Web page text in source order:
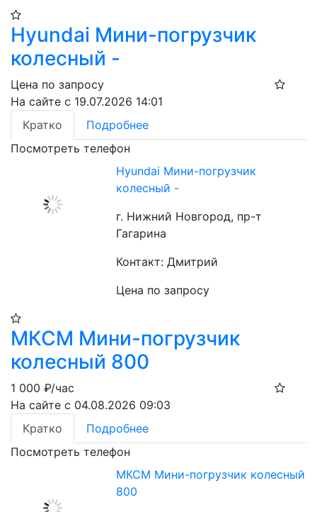
Hyundai Мини-погрузчик
колесный -
Цена по запросу
На сайте с 19.07.2026 14:01
Кратко
Подробнее
Посмотреть телефон
Hyundai Мини-погрузчик
колесный -
г. Нижний Новгород, пр-т
Гагарина
Контакт: Дмитрий
Цена по запросу
МКСМ Мини-погрузчик
колесный 800
1 000 ₽/час
На сайте с 04.08.2026 09:03
Кратко
Подробнее
Посмотреть телефон
МКСМ Мини-погрузчик колесный
800